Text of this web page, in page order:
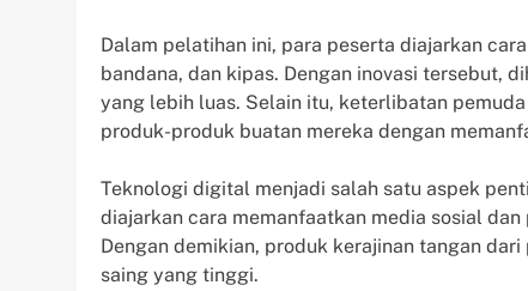
Dalam pelatihan ini, para peserta diajarkan
bandana, dan kipas. Dengan inovasi tersebut,
yang lebih luas. Selain itu, keterlibatan
produk-produk buatan mereka dengan
Teknologi digital menjadi salah satu aspek
diajarkan cara memanfaatkan media sosial
Dengan demikian, produk kerajinan tangan
saing yang tinggi.